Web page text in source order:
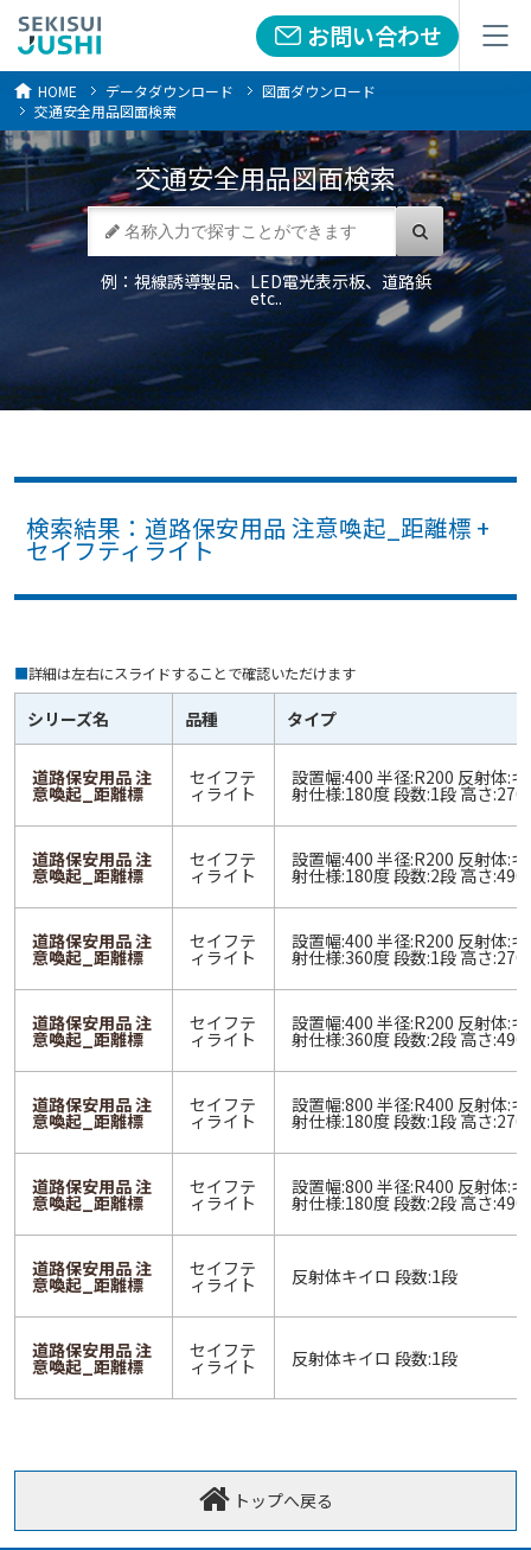
お問い合わせ
メニュー お問い合わせ
メニュー
HOME データダウンロード
図面ダウンロード
交通安全用品図面検索
交通安全用品図面検索
例：視線誘導製品、LED電光表示板、道路鋲
etc..
検索結果：道路保安用品 注意喚起_距離標 +
セイフティライト
■詳細は左右にスライドすることで確認いただけます
シリーズ名 品種 タイプ
道路保安用品 注
意喚起_距離標
セイフテ
ィライト
設置幅:400 半径:R200 反射体:
射仕様:180度 段数:1段 高さ:270
道路保安用品 注
意喚起_距離標
セイフテ
ィライト
設置幅:400 半径:R200 反射体:
射仕様:180度 段数:2段 高さ:490
道路保安用品 注
意喚起_距離標
セイフテ
ィライト
設置幅:400 半径:R200 反射体:
射仕様:360度 段数:1段 高さ:270
道路保安用品 注
意喚起_距離標
セイフテ
ィライト
設置幅:400 半径:R200 反射体:
射仕様:360度 段数:2段 高さ:490
道路保安用品 注
意喚起_距離標
セイフテ
ィライト
設置幅:800 半径:R400 反射体:
射仕様:180度 段数:1段 高さ:270
道路保安用品 注
意喚起_距離標
セイフテ
ィライト
設置幅:800 半径:R400 反射体:
射仕様:180度 段数:2段 高さ:490
道路保安用品 注
意喚起_距離標
セイフテ
ィライト 反射体キイロ 段数:1段
道路保安用品 注
意喚起_距離標
セイフテ
ィライト 反射体キイロ 段数:1段
トップへ戻る